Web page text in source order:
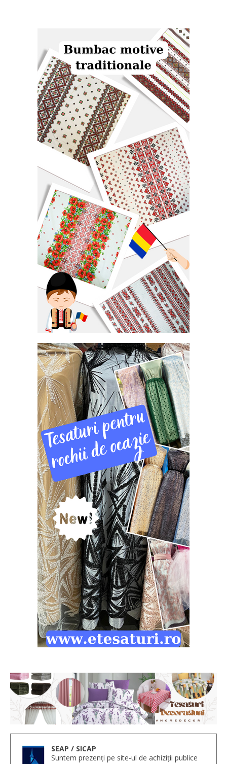
SEAP / SICAP
Suntem prezenți pe site-ul de achiziții publice